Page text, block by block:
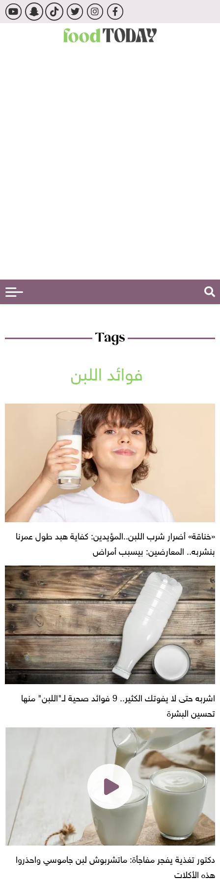
Tags
فوائد اللبن
«خناقة» أضرار شرب اللبن..المؤيدين: كفاية هبد طول عمرنا
بنشربه.. المعارضين: بيسبب أمراض
اشربه حتى لا يفوتك الكثير.. 9 فوائد صحية لـ"اللبن" منها
تحسين البشرة
دكتور تغذية يفجر مفاجأة: ماتشربوش لبن جاموسي واحذروا
هذه الأكلات